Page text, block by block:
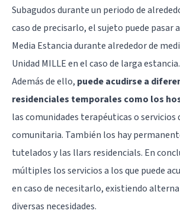
Subagudos durante un periodo de
caso de precisarlo, el sujeto puede pasar
Media Estancia durante alrededor de
Unidad MILLE en el caso de larga estancia.
Además de ello, puede acudirse a
residenciales temporales como los
las comunidades terapéuticas o
comunitaria. También los hay
tutelados y las llars residencials. En
múltiples los servicios a los que puede
en caso de necesitarlo, existiendo
diversas necesidades.